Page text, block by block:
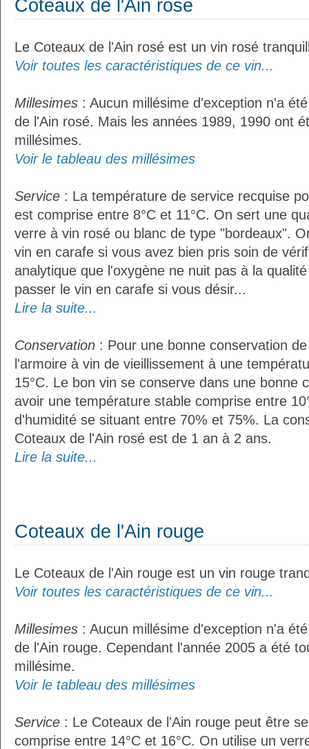
Coteaux de l'Ain rosé
Le Coteaux de l'Ain rosé est un vin rosé
Voir toutes les caractéristiques de ce vin...
Millesimes : Aucun millésime d'exception n'a
de l'Ain rosé. Mais les années 1989, 1990 ont
millésimes.
Voir le tableau des millésimes
Service : La température de service recquise
est comprise entre 8°C et 11°C. On sert une
verre à vin rosé ou blanc de type "bordeaux".
vin en carafe si vous avez bien pris soin de
analytique que l'oxygène ne nuit pas à la
passer le vin en carafe si vous désir...
Lire la suite...
Conservation : Pour une bonne conservation
l'armoire à vin de vieillissement à une
15°C. Le bon vin se conserve dans une bonne
avoir une température stable comprise entre
d'humidité se situant entre 70% et 75%. La
Coteaux de l'Ain rosé est de 1 an à 2 ans.
Lire la suite...
Coteaux de l'Ain rouge
Le Coteaux de l'Ain rouge est un vin rouge
Voir toutes les caractéristiques de ce vin...
Millesimes : Aucun millésime d'exception n'a
de l'Ain rouge. Cependant l'année 2005 a été
millésime.
Voir le tableau des millésimes
Service : Le Coteaux de l'Ain rouge peut être
comprise entre 14°C et 16°C. On utilise un